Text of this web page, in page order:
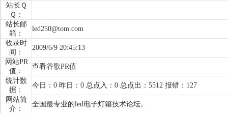
站长Ｑ
Ｑ：
站长邮
箱：
led250@tom.com
收录时
间：
2009/6/9 20:45:13
网站PR
值：
查看谷歌PR值
统计数
据：
今日：0 昨日：0 总点入：0 总点出：5512 报错：127
网站简
介：
全国最专业的led电子灯箱技术论坛。